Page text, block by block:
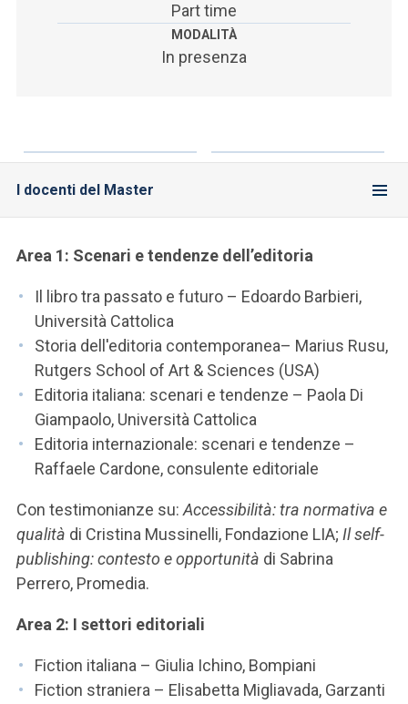
Part time
MODALITÀ
In presenza
I docenti del Master
Area 1: Scenari e tendenze dell’editoria
Il libro tra passato e futuro – Edoardo Barbieri,
Università Cattolica
Storia dell'editoria contemporanea– Marius Rusu,
Rutgers School of Art & Sciences (USA)
Editoria italiana: scenari e tendenze – Paola Di
Giampaolo, Università Cattolica
Editoria internazionale: scenari e tendenze –
Raffaele Cardone, consulente editoriale
Con testimonianze su: Accessibilità: tra normativa e
qualità di Cristina Mussinelli, Fondazione LIA; Il self-
publishing: contesto e opportunità di Sabrina
Perrero, Promedia.
Area 2: I settori editoriali
Fiction italiana – Giulia Ichino, Bompiani
Fiction straniera – Elisabetta Migliavada, Garzanti